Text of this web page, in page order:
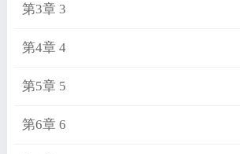
第3章 3
第4章 4
第5章 5
第6章 6